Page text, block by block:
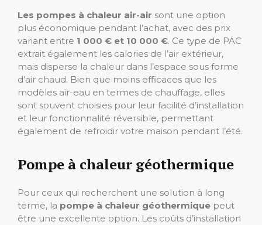
Les pompes à chaleur air-air sont une option
plus économique pendant l’achat, avec des prix
variant entre 1 000 € et 10 000 €. Ce type de PAC
extrait également les calories de l’air extérieur,
mais disperse la chaleur dans l’espace sous forme
d’air chaud. Bien que moins efficaces que les
modèles air-eau en termes de chauffage, elles
sont souvent choisies pour leur facilité d’installation
et leur fonctionnalité réversible, permettant
également de refroidir votre maison pendant l’été.
Pompe à chaleur géothermique
Pour ceux qui recherchent une solution à long
terme, la pompe à chaleur géothermique peut
être une excellente option. Les coûts d’installation